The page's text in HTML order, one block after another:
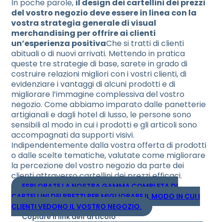
In poche parole, il design dei cartellini dei prezzi
del vostro negozio deve essere in linea con la
vostra strategia generale di visual
merchandising per offrire ai clienti
un’esperienza positivaChe si tratti di clienti
abituali o di nuovi arrivati. Mettendo in pratica
queste tre strategie di base, sarete in grado di
costruire relazioni migliori con i vostri clienti, di
evidenziare i vantaggi di alcuni prodotti e di
migliorare l’immagine complessiva del vostro
negozio. Come abbiamo imparato dalle panetterie
artigianali e dagli hotel di lusso, le persone sono
sensibili al modo in cui i prodotti e gli articoli sono
accompagnati da supporti visivi.
Indipendentemente dalla vostra offerta di prodotti
o dalle scelte tematiche, valutate come migliorare
la percezione del vostro negozio da parte dei
clienti attraverso cartellini dei prezzi efficaci.
ESPLORATE LA NOSTRA GAMMA COMPLETA DI
CARTELLINI DEI PREZZI PER MIGLIORARE IL MODO IN CUI I
CLIENTI VEDONO IL VOSTRO NEGOZIO.
Copiare il link dell'articolo